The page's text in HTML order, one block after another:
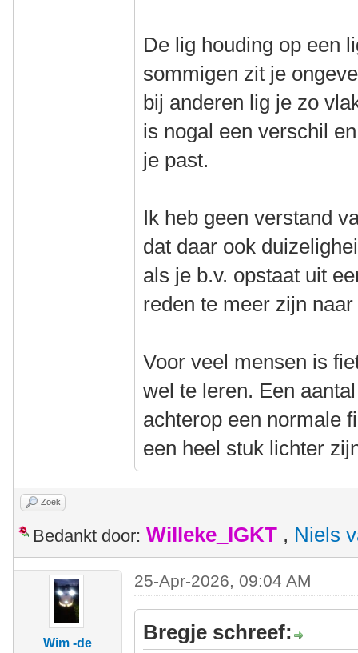
De lig houding op een
sommigen zit je
bij anderen lig je zo
is nogal een verschil
je past.
Ik heb geen verstand
dat daar ook
als je b.v. opstaat uit
reden te meer zijn
Voor veel mensen is
wel te leren. Een
achterop een normale
een heel stuk lichter
Zoek
Bedankt door: Willeke_IGKT , Niels
Wim -de
25-Apr-2026, 09:04 AM
Bregje schreef: